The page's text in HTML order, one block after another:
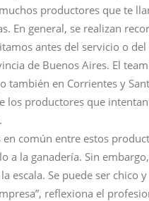
productores que te
En general, se realizan
antes del servicio o
de Buenos Aires. El
también en Corrientes y
los productores que
en común entre estos
a la ganadería. Sin
escala. Se puede ser chico
reflexiona el